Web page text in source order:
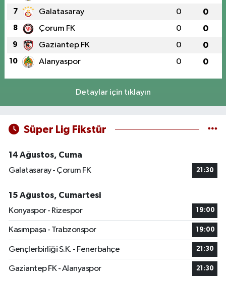
7 Galatasaray 0 0
8 Çorum FK 0 0
9 Gaziantep FK 0 0
10 Alanyaspor 0 0
Detaylar için tıklayın
Süper Lig Fikstür
14 Ağustos, Cuma
Galatasaray - Çorum FK
21:30
15 Ağustos, Cumartesi
Konyaspor - Rizespor
19:00
Kasımpaşa - Trabzonspor 19:00
Gençlerbirliği S.K. - Fenerbahçe 21:30
Gaziantep FK - Alanyaspor 21:30